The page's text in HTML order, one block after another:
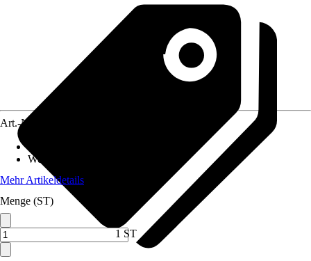
Art.-Nr.
Wechselspannung
Mehr Artikeldetails
Menge (ST)
1 ST